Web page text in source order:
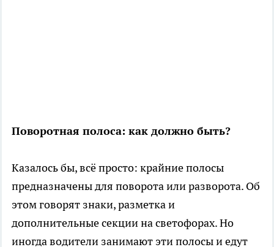
Поворотная полоса: как должно быть?
Казалось бы, всё просто: крайние полосы
предназначены для поворота или разворота. Об
этом говорят знаки, разметка и
дополнительные секции на светофорах. Но
иногда водители занимают эти полосы и едут